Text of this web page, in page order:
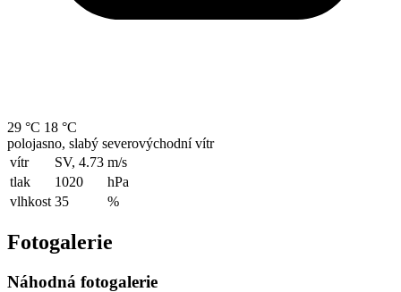
29 °C 18 °C
polojasno, slabý severovýchodní vítr
vítr
SV, 4.73 m/s
tlak
1020
hPa
vlhkost 35 %
Fotogalerie
Náhodná fotogalerie